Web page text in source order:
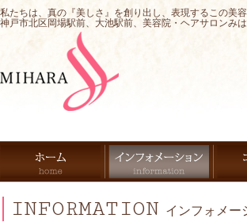
私たちは、真の『美しさ』を創り出し、表現するこの美
神戸市北区岡場駅前、大池駅前、美容院・ヘアサロンみ
INFORMATION インフォメー